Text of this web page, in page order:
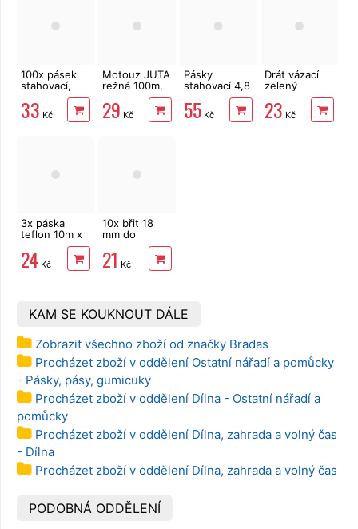
100x pásek
stahovací,
2,5x150mm
EXTOL
33 Kč
Motouz JUTA
režná 100m,
1,5mm, 100g
29 Kč
Pásky
stahovací 4,8
x 160 mm
100 ks
rozepínací
55Kč
Drát vázací
zelený
0,6mm, 30m
23 Kč
3x páska
teflon 10m x
12mm těsnící
24 Kč
10x břit 18
mm do
odlamovacího
nože
21 Kč
KAM SE KOUKNOUT DÁLE
Zobrazit všechno zboží od značky Bradas
Procházet zboží v oddělení Ostatní nářadí a pomůcky
- Pásky, pásy, gumicuky
Procházet zboží v oddělení Dílna - Ostatní nářadí a
pomůcky
Procházet zboží v oddělení Dílna, zahrada a volný čas
- Dílna
Procházet zboží v oddělení Dílna, zahrada a volný čas
PODOBNÁ ODDĚLENÍ